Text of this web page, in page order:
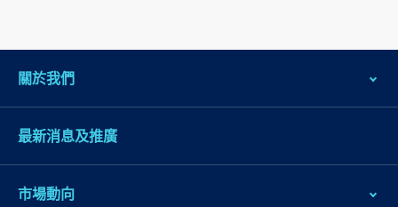
關於我們
最新消息及推廣
市場動向